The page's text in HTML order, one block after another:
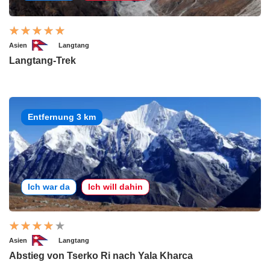
Asien Langtang
Langtang-Trek
Entfernung 3 km
Ich war da Ich will dahin
Asien Langtang
Abstieg von Tserko Ri nach Yala Kharca